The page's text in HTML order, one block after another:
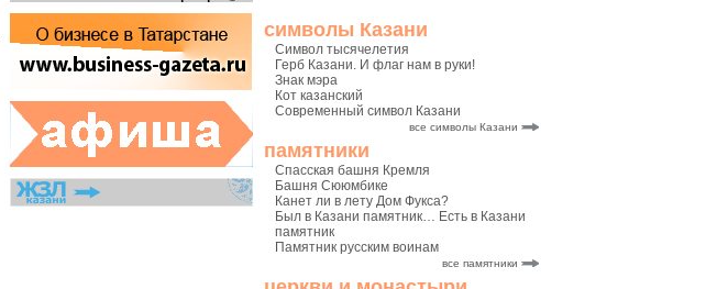
символы Казани
Символ тысячелетия
Герб Казани. И флаг нам в руки!
Знак мэра
Кот казанский
Современный символ Казани
все символы Казани
памятники
Спасская башня Кремля
Башня Сююмбике
Канет ли в лету Дом Фукса?
Был в Казани памятник… Есть в Казани
памятник
Памятник русским воинам
все памятники